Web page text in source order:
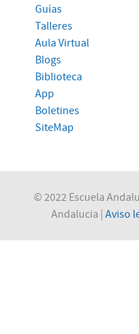
Guías
Talleres
Aula Virtual
Blogs
Biblioteca
App
Boletines
SiteMap
© 2022 Escuela
Andalucia | Aviso